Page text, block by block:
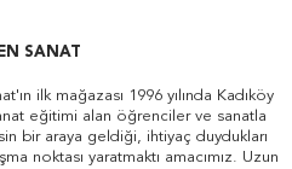
SANAT
ilk mağazası 1996 yılında Kadıköy
eğitimi alan öğrenciler ve sanatla
bir araya geldiği, ihtiyaç duydukları
noktası yaratmaktı amacımız. Uzun